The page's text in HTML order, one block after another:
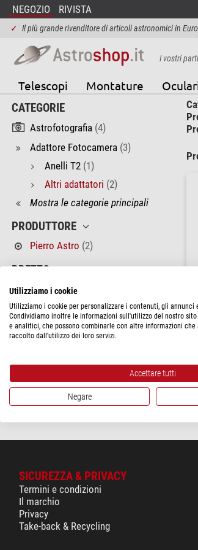
NEGOZIO RIVISTA
✓ Il più grande rivenditore di articoli astronomici in
I vostri
Telescopi Montature
CATEGORIE
Astrofotografia (4)
Adattore Fotocamera (3)
Anelli T2 (1)
Altri adattatori (2)
Mostra le categorie principali
PRODUTTORE
Pierro Astro (2)
PREZZO
< 60 $ (2)
STATO DI CONSEGNA
in magazzino(1)
SICUREZZA & PRIVACY
Termini e condizioni
Il marchio
Privacy
Take-back & Recycling
Utilizziamo i cookie
Utilizziamo i cookie per personalizzare i contenuti, gli annunci
Condividiamo inoltre le informazioni sull'utilizzo del nostro
e analitici, che possono combinarle con altre informazioni
raccolto dall'utilizzo dei loro servizi.
Accettare tutti
Negare